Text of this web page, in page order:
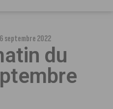
septembre 2022
du